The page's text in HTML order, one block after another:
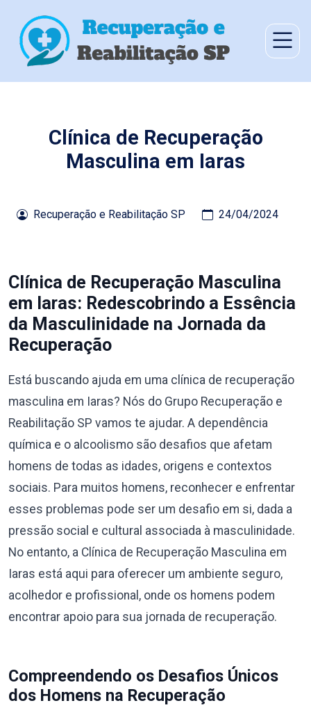
Clínica de Recuperação
Masculina em Iaras
Recuperação e Reabilitação SP 24/04/2024
Clínica de Recuperação Masculina
em Iaras: Redescobrindo a Essência
da Masculinidade na Jornada da
Recuperação
Está buscando ajuda em uma clínica de recuperação
masculina em Iaras? Nós do Grupo Recuperação e
Reabilitação SP vamos te ajudar. A dependência
química e o alcoolismo são desafios que afetam
homens de todas as idades, origens e contextos
sociais. Para muitos homens, reconhecer e enfrentar
esses problemas pode ser um desafio em si, dada a
pressão social e cultural associada à masculinidade.
No entanto, a Clínica de Recuperação Masculina em
Iaras está aqui para oferecer um ambiente seguro,
acolhedor e profissional, onde os homens podem
encontrar apoio para sua jornada de recuperação.
Compreendendo os Desafios Únicos
dos Homens na Recuperação